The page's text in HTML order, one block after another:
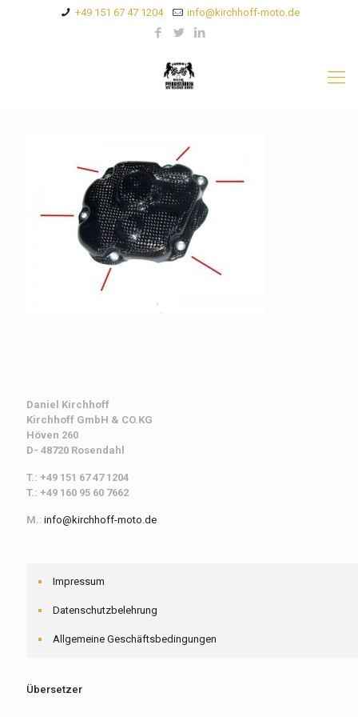
+49 151 67 47 1204 info@kirchhoff-moto.de
Daniel Kirchhoff
Kirchhoff GmbH & CO.KG
Höven 260
D- 48720 Rosendahl
T.: +49 151 67 47 1204
T.: +49 160 95 60 7662
M.: info@kirchhoff-moto.de
Impressum
Datenschutzbelehrung
Allgemeine Geschäftsbedingungen
Übersetzer